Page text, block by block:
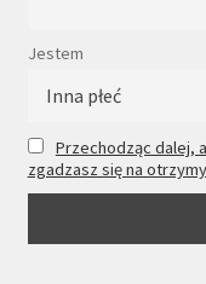
Jestem
Przechodząc dalej,
zgadzasz się na